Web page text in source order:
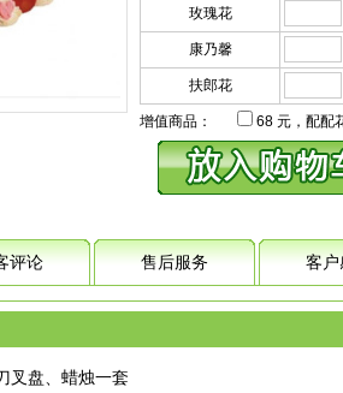
玫瑰花
康乃馨
扶郎花
增值商品： 68 元，配配
评论 售后服务 客户
盘、蜡烛一套